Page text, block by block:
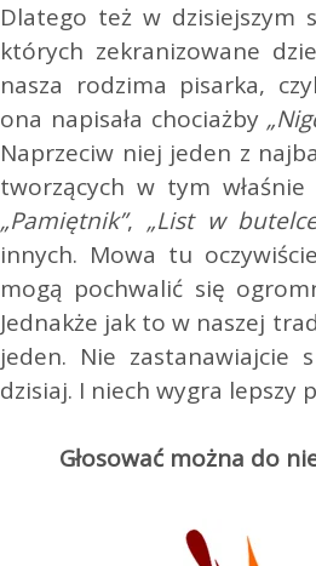
Dlatego też w dzisiejszym
których zekranizowane
nasza rodzima pisarka,
ona napisała chociażby
Naprzeciw niej jeden z
tworzących w tym
„Pamiętnik”, „List w
innych. Mowa tu
mogą pochwalić się
Jednakże jak to w naszej
jeden. Nie zastanawiajcie
dzisiaj. I niech wygra lepszy
Głosować można do